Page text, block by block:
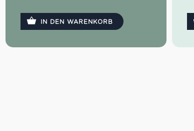
IN DEN WARENKORB